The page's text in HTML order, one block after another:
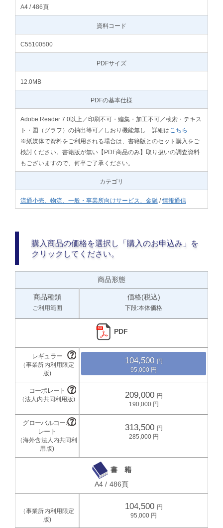
A4 / 486頁
資料コード
C55100500
PDFサイズ
12.0MB
PDFの基本仕様
Adobe Reader 7.0以上／印刷不可・編集・加工不可／検索・テキス
ト・図（グラフ）の抽出等可／しおり機能無し 詳細は こちら
※紙媒体で資料をご利用される場合は、書籍版とのセット購入をご
検討ください。書籍版が無い【PDF商品のみ】取り扱いの調査資料
もございますので、何卒ご了承ください。
カテゴリ
流通小売、物流、一般・事業所向けサービス、金融 /情報通信
購入商品の価格を選択し「購入のお申込み」を
クリックしてください。
商品形態
商品種類
ご利用範囲
価格(税込)
下段:本体価格
PDF
104,500
95,000
209,000
190,000
313,500
285,000
書 籍
A4 / 486頁
104,500
95,000